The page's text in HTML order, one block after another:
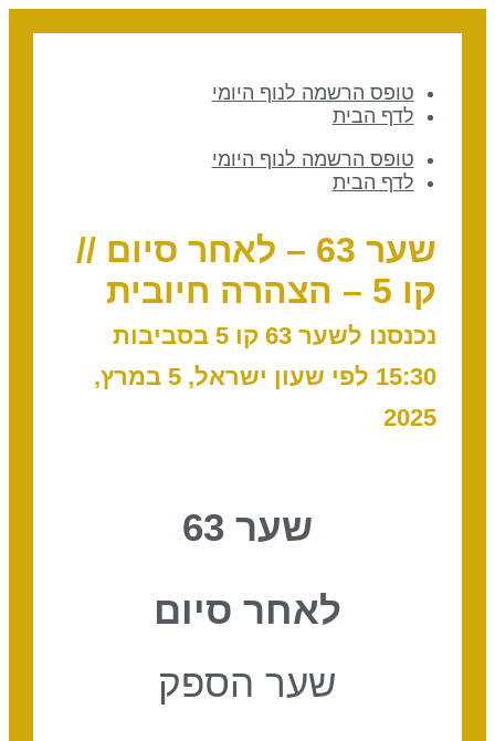
טופס הרשמה לנוף היומי
לדף הבית
טופס הרשמה לנוף היומי
לדף הבית
שער 63 – לאחר סיום //
קו 5 – הצהרה חיובית
נכנסנו לשער 63 קו 5 בסביבות
15:30 לפי שעון ישראל, 5 במרץ,
2025
שער 63
לאחר סיום
שער הספק